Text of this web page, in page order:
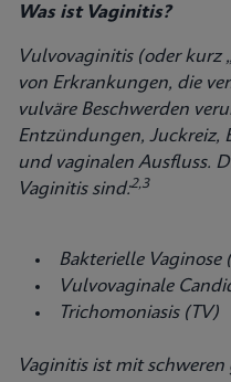
Was ist Vaginitis?
Vulvovaginitis (oder kurz
von Erkrankungen, die
vulväre Beschwerden
Entzündungen, Juckreiz,
und vaginalen Ausfluss.
Vaginitis sind:2,3
Bakterielle Vaginose
Vulvovaginale
Trichomoniasis (TV)
Vaginitis ist mit